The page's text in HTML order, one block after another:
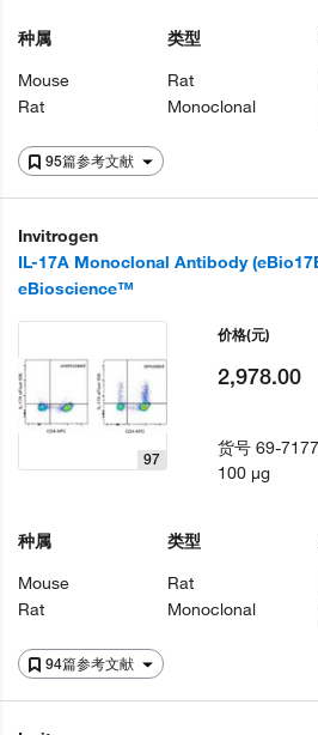
95篇参考文献
种属
Mouse
Rat
类型
Rat
Monoclonal
Invitrogen
IL-17A Monoclonal Antibody
eBioscience™
94篇参考文献
97
种属
Mouse
Rat
类型
Rat
Monoclonal
价格(元)
2,978.00
货号69-
100 µg